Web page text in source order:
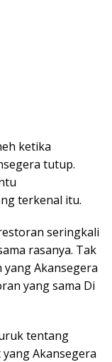
ketika
tutup.
terkenal itu.
seringkali
rasanya. Tak
Akansegera
yang sama Di
tentang
Akansegera